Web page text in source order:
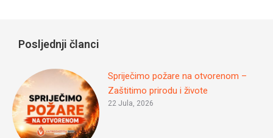
Posljednji članci
Spriječimo požare na otvorenom –
Zaštitimo prirodu i živote
22 Jula, 2026